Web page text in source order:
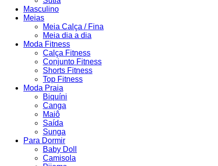
Masculino
Meias
Meia Calça / Fina
Meia dia a dia
Moda Fitness
Calça Fitness
Conjunto Fitness
Shorts Fitness
Top Fitness
Moda Praia
Biquíni
Canga
Maiô
Saída
Sunga
Para Dormir
Baby Doll
Camisola